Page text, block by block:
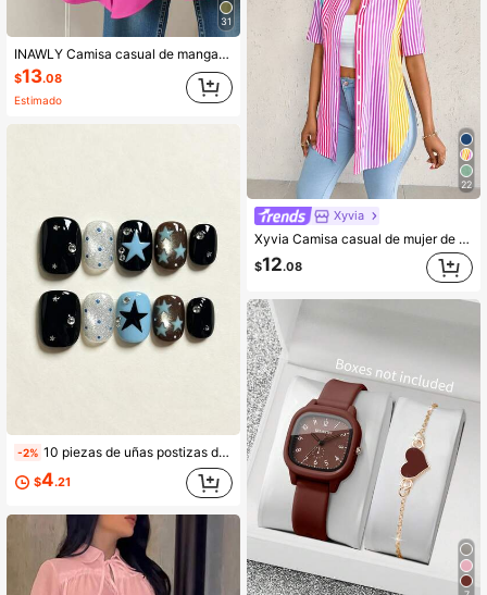
31
INAWLY Camisa casual de manga larga con botones delanteros de unicolor para mujer
$13.08
Estimado
-2% 10 piezas de uñas postizas de presión hechas a mano, uñas cuadradas cortas y brillantes, tono café negro y azul claro, estrella pintada a mano, lunares azules y strass brillante, manicura linda y reutilizable para niñas
$4.21
22
Xyvia
Xyvia Camisa casual de mujer de manga corta con botones y rayas de colores
$12.08